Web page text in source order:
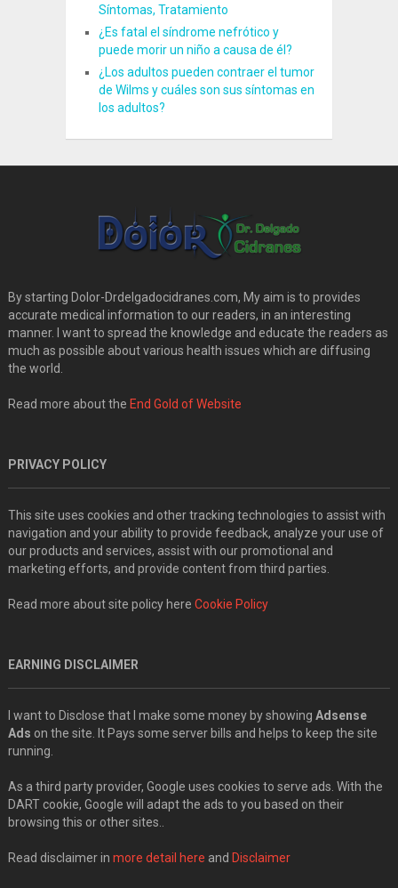
Síntomas, Tratamiento
¿Es fatal el síndrome nefrótico y
puede morir un niño a causa de él?
¿Los adultos pueden contraer el tumor
de Wilms y cuáles son sus síntomas en
los adultos?
By starting Dolor-Drdelgadocidranes.com, My aim is to provides
accurate medical information to our readers, in an interesting
manner. I want to spread the knowledge and educate the readers as
much as possible about various health issues which are diffusing
the world.
Read more about the End Gold of Website
PRIVACY POLICY
This site uses cookies and other tracking technologies to assist with
navigation and your ability to provide feedback, analyze your use of
our products and services, assist with our promotional and
marketing efforts, and provide content from third parties.
Read more about site policy here Cookie Policy
EARNING DISCLAIMER
I want to Disclose that I make some money by showing Adsense
Ads on the site. It Pays some server bills and helps to keep the site
running.
As a third party provider, Google uses cookies to serve ads. With the
DART cookie, Google will adapt the ads to you based on their
browsing this or other sites..
Read disclaimer in more detail here and Disclaimer